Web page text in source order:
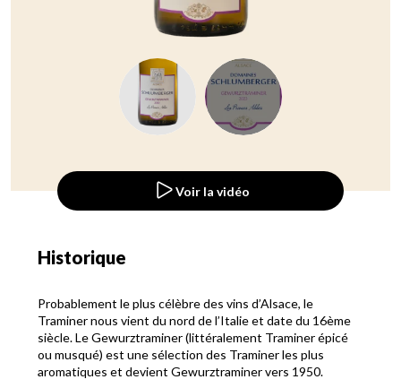
Voir la vidéo
Historique
Probablement le plus célèbre des vins d’Alsace, le
Traminer nous vient du nord de l’Italie et date du 16ème
siècle. Le Gewurztraminer (littéralement Traminer épicé
ou musqué) est une sélection des Traminer les plus
aromatiques et devient Gewurztraminer vers 1950.